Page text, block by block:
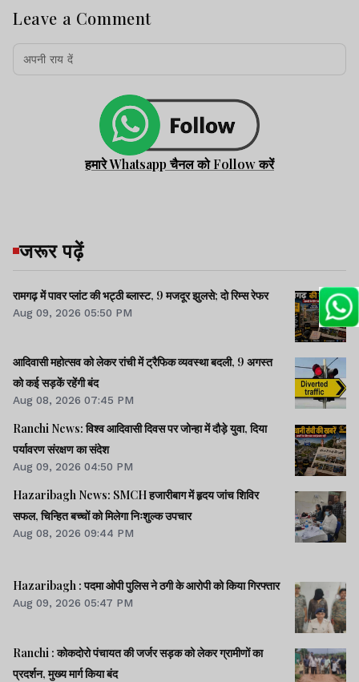
Leave a Comment
हमारे Whatsapp चैनल को Follow करें
जरूर पढ़ें
रामगढ़ में पावर प्लांट की भट्ठी ब्लास्ट, 9 मजदूर झुलसे; दो रिम्स रेफर
Aug 09, 2026 05:50 PM
आदिवासी महोत्सव को लेकर रांची में ट्रैफिक व्यवस्था बदली, 9 अगस्त
को कई सड़कें रहेंगी बंद
Aug 08, 2026 07:45 PM
Ranchi News: विश्व आदिवासी दिवस पर जोन्हा में दौड़े युवा, दिया
पर्यावरण संरक्षण का संदेश
Aug 09, 2026 04:50 PM
Hazaribagh News: SMCH हजारीबाग में हृदय जांच शिविर
सफल, चिन्हित बच्चों को मिलेगा निःशुल्क उपचार
Aug 08, 2026 09:44 PM
Hazaribagh : पदमा ओपी पुलिस ने ठगी के आरोपी को किया गिरफ्तार
Aug 09, 2026 05:47 PM
Ranchi : कोकदोरो पंचायत की जर्जर सड़क को लेकर ग्रामीणों का
प्रदर्शन, मुख्य मार्ग किया बंद